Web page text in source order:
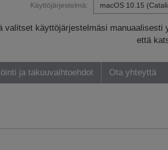
Käyttöjärjestelmä:
käyttöjärjestelmäsi manuaalisesti
että
ja takuuvaihtoehdot Ota yhteyttä